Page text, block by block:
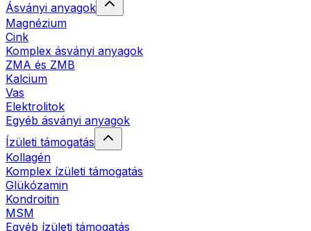
Ásványi anyagok
Magnézium
Cink
Komplex ásványi anyagok
ZMA és ZMB
Kalcium
Vas
Elektrolitok
Egyéb ásványi anyagok
Ízületi támogatás
Kollagén
Komplex ízületi támogatás
Glükózamin
Kondroitin
MSM
Egyéb ízületi támogatás